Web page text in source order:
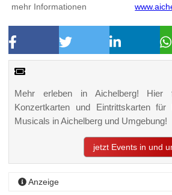
mehr Informationen
Mehr erleben in Aichelberg! Hier
Konzertkarten und Eintrittskarten
Musicals in Aichelberg und Umgebung!
jetzt Events in und
Anzeige